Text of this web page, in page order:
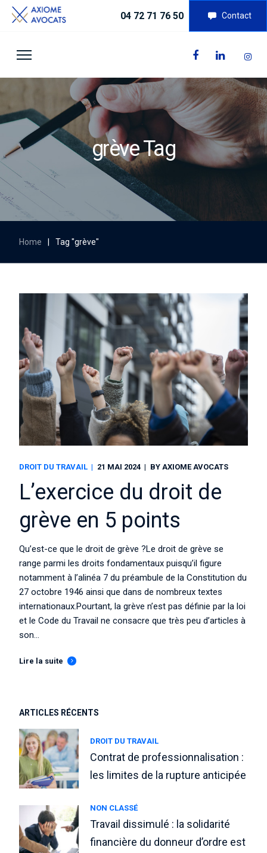
04 72 71 76 50 Contact
grève Tag
Home Tag "grève"
DROIT DU TRAVAIL 21 MAI 2024 BYAXIOME AVOCATS
L’exercice du droit de
grève en 5 points
Qu’est-ce que le droit de grève ?Le droit de grève se
range parmi les droits fondamentaux puisqu’il figure
notamment à l’alinéa 7 du préambule de la Constitution du
27 octobre 1946 ainsi que dans de nombreux textes
internationaux.Pourtant, la grève n’est pas définie par la loi
et le Code du Travail ne consacre que très peu d’articles à
son...
Lire la suite
ARTICLES RÉCENTS
DROIT DU TRAVAIL
Contrat de professionnalisation :
les limites de la rupture anticipée
NON CLASSÉ
Travail dissimulé : la solidarité
financière du donneur d’ordre est